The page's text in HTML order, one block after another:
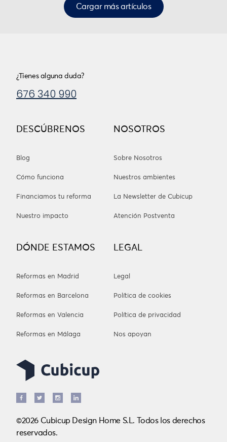
Cargar más artículos
DESCÚBRENOS
Blog
Cómo funciona
Financiamos tu reforma
Nuestro impacto
NOSOTROS
Sobre Nosotros
Nuestros ambientes
La Newsletter de Cubicup
Atención Postventa
DÓNDE ESTAMOS
Reformas en Madrid
Reformas en Barcelona
Reformas en Valencia
Reformas en Málaga
LEGAL
Legal
Política de cookies
Política de privacidad
Nos apoyan
¿Tienes alguna duda?
676 340 990
©2026 Cubicup Design Home S.L. Todos los derechos
reservados.